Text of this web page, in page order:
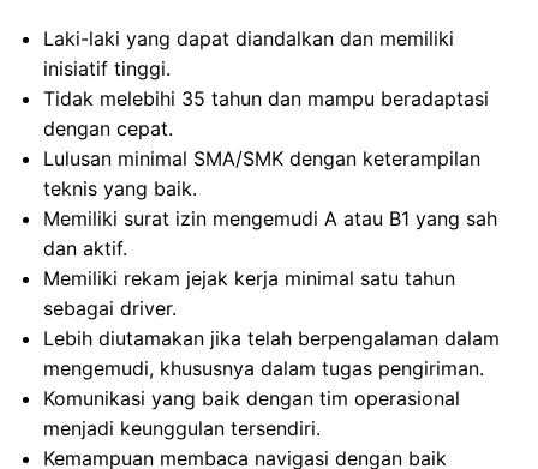
Laki-laki yang dapat diandalkan dan memiliki
inisiatif tinggi.
Tidak melebihi 35 tahun dan mampu beradaptasi
dengan cepat.
Lulusan minimal SMA/SMK dengan keterampilan
teknis yang baik.
Memiliki surat izin mengemudi A atau B1 yang sah
dan aktif.
Memiliki rekam jejak kerja minimal satu tahun
sebagai driver.
Lebih diutamakan jika telah berpengalaman dalam
mengemudi, khususnya dalam tugas pengiriman.
Komunikasi yang baik dengan tim operasional
menjadi keunggulan tersendiri.
Kemampuan membaca navigasi dengan baik